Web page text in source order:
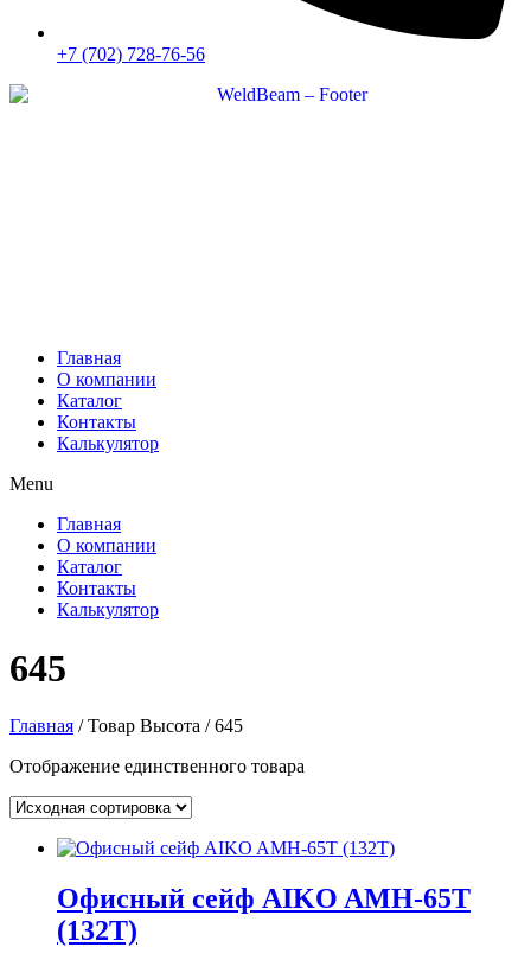
+7 (702) 728-76-56
Главная
О компании
Каталог
Контакты
Калькулятор
Menu
Главная
О компании
Каталог
Контакты
Калькулятор
645
Главная / Товар Высота / 645
Отображение единственного товара
Офисный сейф AIKO AMH-65T
(132T)